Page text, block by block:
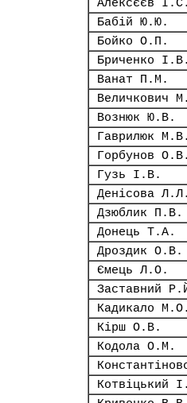
Алексєєв І.С.
Бабій Ю.Ю.
Бойко О.П.
Бриченко І.В.
Ванат П.М.
Величкович
Вознюк Ю.В.
Гаврилюк М.В.
Горбунов О.В.
Гузь І.В.
Денісова Л.Л.
Дзюблик П.В.
Донець Т.А.
Дроздик О.В.
Ємець Л.О.
Заставний
Кадикало М.О.
Кірш О.В.
Кодола О.М.
Котвіцький